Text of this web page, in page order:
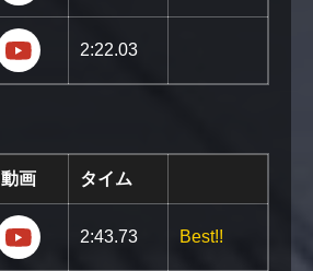
https://youtu.be/
2:22.03
動画 タイム
https://youtu.be/
2:43.73 Best!!